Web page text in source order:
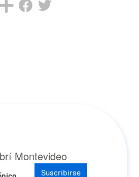
Montevideo
Suscribirse